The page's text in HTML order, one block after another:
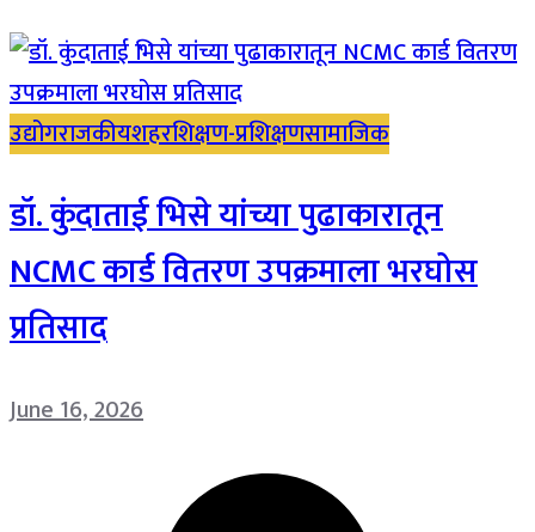
उद्योगराजकीयशहरशिक्षण-प्रशिक्षणसामाजिक
डॉ. कुंदाताई भिसे यांच्या पुढाकारातून
NCMC कार्ड वितरण उपक्रमाला भरघोस
प्रतिसाद
June 16, 2026